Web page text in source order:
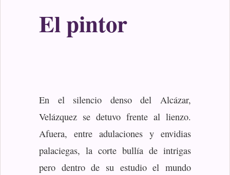
El pintor
En el silencio denso del Alcázar,
Velázquez se detuvo frente al lienzo.
Afuera, entre adulaciones y envidias
palaciegas, la corte bullía de intrigas
pero dentro de su estudio el mundo